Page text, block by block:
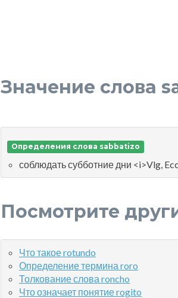
Значение слова
Определения слова sabbatizo
соблюдать субботние дни <i>Vlg,
Посмотрите
Что такое rotundo
Определение термина roro
Толкование слова roncho
Что означает понятие rogito